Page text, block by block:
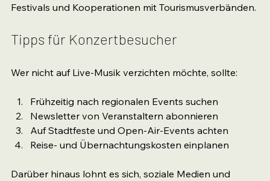
Festivals und Kooperationen mit Tourismusverbänden.
Tipps für Konzertbesucher
Wer nicht auf Live-Musik verzichten möchte, sollte:
Frühzeitig nach regionalen Events suchen
Newsletter von Veranstaltern abonnieren
Auf Stadtfeste und Open-Air-Events achten
Reise- und Übernachtungskosten einplanen
Darüber hinaus lohnt es sich, soziale Medien und